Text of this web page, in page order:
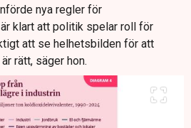
nya regler för
klart att politik spelar roll för
att se helhetsbilden för att
rätt, säger hon.